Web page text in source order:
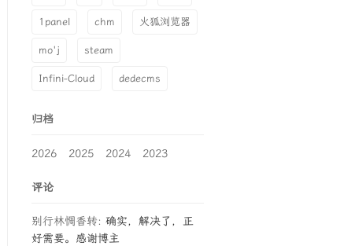
1panel chm 火狐浏览器
mo'j steam
Infini-Cloud dedecms
归档
2026 2025 2024 2023
评论
别行林惆香转: 确实，解决了，正
好需要。感谢博主